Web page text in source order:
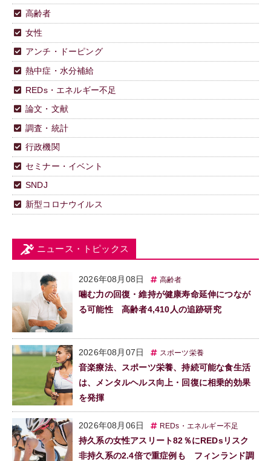
高齢者
女性
アンチ・ドーピング
熱中症・水分補給
REDs・エネルギー不足
論文・文献
調査・統計
行政機関
セミナー・イベント
SNDJ
新型コロナウイルス
ニュース・トピックス
2026年08月08日 高齢者
噛む力の回復・維持が健康寿命延伸につなが
る可能性 高齢者4,410人の追跡研究
2026年08月07日 スポーツ栄養
音楽療法、スポーツ栄養、持続可能な食生活
は、メンタルヘルス向上・回復に相乗的効果
を発揮
2026年08月06日 REDs・エネルギー不足
持久系の女性アスリート82％にREDsリスク
非持久系の2.4倍で重症例も フィンランド調